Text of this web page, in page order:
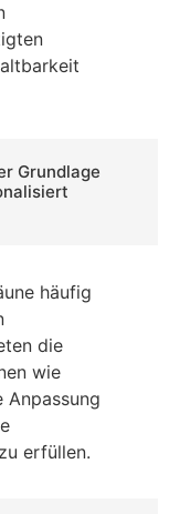
Grundlage
häufig
die
wie
Anpassung
erfüllen.